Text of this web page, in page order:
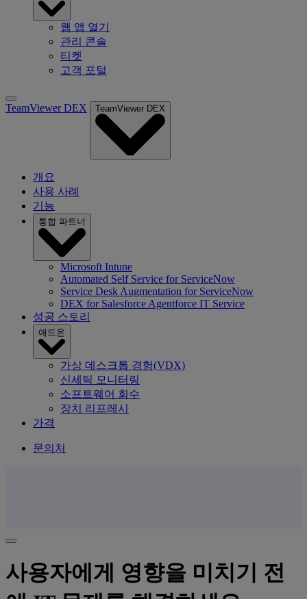
웹 앱 열기
관리 콘솔
티켓
고객 포털
TeamViewer DEX TeamViewer DEX
개요
사용 사례
기능
통합 파트너
Microsoft Intune
Automated Self Service for ServiceNow
Service Desk Augmentation for ServiceNow
DEX for Salesforce Agentforce IT Service
성공 스토리
애드온
가상 데스크톱 경험(VDX)
신세틱 모니터링
소프트웨어 회수
장치 리프레시
가격
문의처
사용자에게 영향을 미치기 전